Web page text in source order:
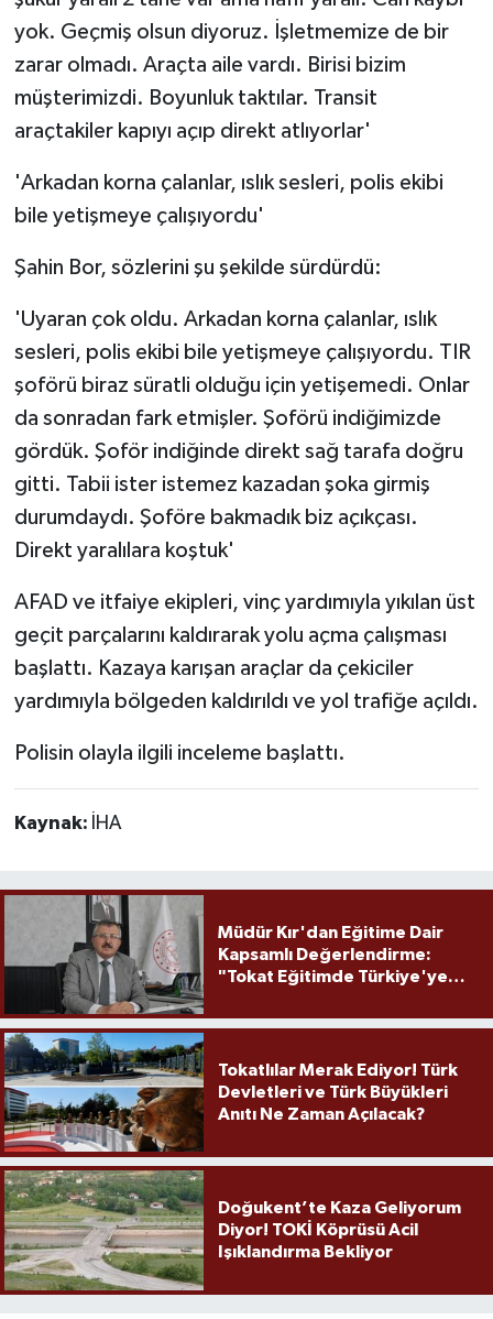
yok. Geçmiş olsun diyoruz. İşletmemize de bir
zarar olmadı. Araçta aile vardı. Birisi bizim
müşterimizdi. Boyunluk taktılar. Transit
araçtakiler kapıyı açıp direkt atlıyorlar'
'Arkadan korna çalanlar, ıslık sesleri, polis ekibi
bile yetişmeye çalışıyordu'
Şahin Bor, sözlerini şu şekilde sürdürdü:
'Uyaran çok oldu. Arkadan korna çalanlar, ıslık
sesleri, polis ekibi bile yetişmeye çalışıyordu. TIR
şoförü biraz süratli olduğu için yetişemedi. Onlar
da sonradan fark etmişler. Şoförü indiğimizde
gördük. Şoför indiğinde direkt sağ tarafa doğru
gitti. Tabii ister istemez kazadan şoka girmiş
durumdaydı. Şoföre bakmadık biz açıkçası.
Direkt yaralılara koştuk'
AFAD ve itfaiye ekipleri, vinç yardımıyla yıkılan üst
geçit parçalarını kaldırarak yolu açma çalışması
başlattı. Kazaya karışan araçlar da çekiciler
yardımıyla bölgeden kaldırıldı ve yol trafiğe açıldı.
Polisin olayla ilgili inceleme başlattı.
Kaynak: İHA
Müdür Kır'dan Eğitime Dair
Kapsamlı Değerlendirme:
"Tokat Eğitimde Türkiye'ye
Tokatlılar Merak Ediyor! Türk
Devletleri ve Türk Büyükleri
Anıtı Ne Zaman Açılacak?
Doğukent’te Kaza Geliyorum
Diyor! TOKİ Köprüsü Acil
Işıklandırma Bekliyor